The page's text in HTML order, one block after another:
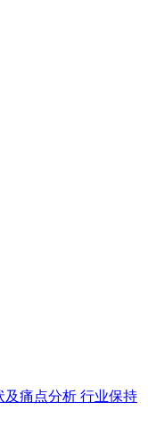
及痛点分析 行业保持